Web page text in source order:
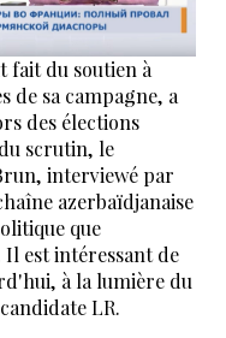
fait du soutien à
de sa campagne, a
des élections
scrutin, le
interviewé par
azerbaïdjanaise
que
est intéressant de
à la lumière du
LR.